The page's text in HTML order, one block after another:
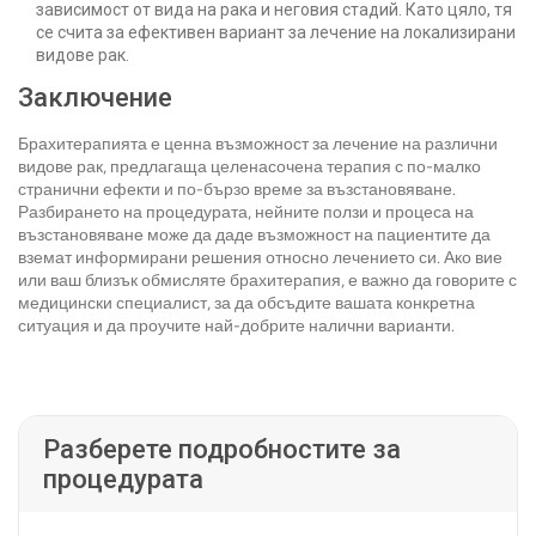
зависимост от вида на рака и неговия стадий. Като цяло, тя
се счита за ефективен вариант за лечение на локализирани
видове рак.
Заключение
Брахитерапията е ценна възможност за лечение на различни
видове рак, предлагаща целенасочена терапия с по-малко
странични ефекти и по-бързо време за възстановяване.
Разбирането на процедурата, нейните ползи и процеса на
възстановяване може да даде възможност на пациентите да
вземат информирани решения относно лечението си. Ако вие
или ваш близък обмисляте брахитерапия, е важно да говорите с
медицински специалист, за да обсъдите вашата конкретна
ситуация и да проучите най-добрите налични варианти.
Разберете подробностите за
процедурата